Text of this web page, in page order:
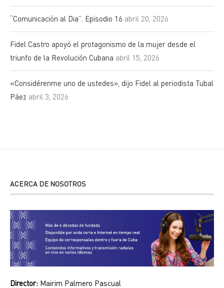
“Comunicación al Dia”. Episodio 16 abril 20, 2026
Fidel Castro apoyó el protagonismo de la mujer desde el
triunfo de la Revolución Cubana abril 15, 2026
«Considérenme uno de ustedes», dijo Fidel al periodista Tubal
Páez abril 3, 2026
ACERCA DE NOSOTROS
Director: Mairim Palmero Pascual